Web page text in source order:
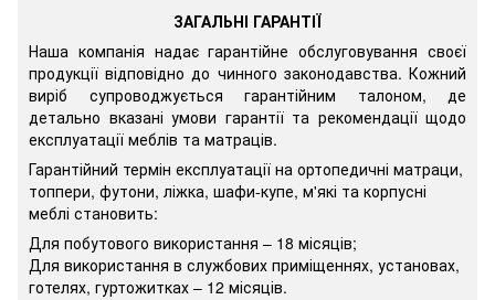
ЗАГАЛЬНІ ГАРАНТІЇ
Наша компанія надає гарантійне обслуговування своєї
продукції відповідно до чинного законодавства. Кожний
виріб супроводжується гарантійним талоном, де
детально вказані умови гарантії та рекомендації щодо
експлуатації меблів та матраців.
Гарантійний термін експлуатації на ортопедичні матраци,
топпери, футони, ліжка, шафи-купе, м'які та корпусні
меблі становить:
Для побутового використання – 18 місяців;
Для використання в службових приміщеннях, установах,
готелях, гуртожитках – 12 місяців.